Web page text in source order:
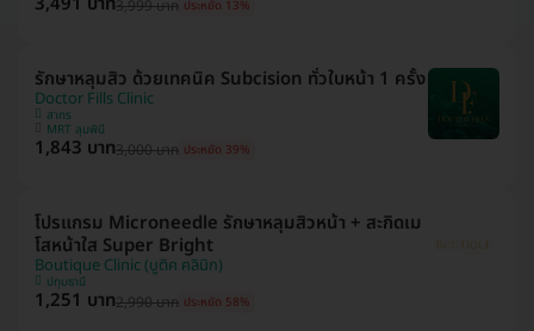
3,999 บาท ประหยัด 13%
รักษาหลุมสิว ด้วยเทคนิค Subcision ทั่วใบหน้า 1 ครั้ง
Doctor Fills Clinic
สาทร
MRT ลุมพินี
1,843 บาท3,000 บาท ประหยัด 39%
โปรแกรม Microneedle รักษาหลุมสิวหน้า + สะกิดเม
โสหน้าใส Super Bright
Boutique Clinic (บูติค คลินิก)
ปทุมธานี
1,251 บาท2,990 บาท ประหยัด 58%